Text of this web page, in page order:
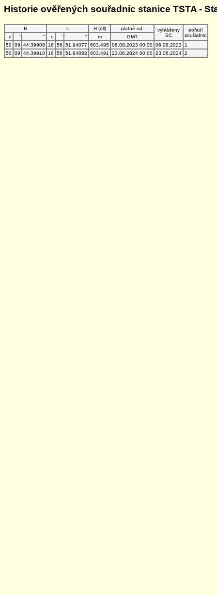
Historie ověřených souřadnic stanice TSTA -
B L H (ell) platné od:
vyhlášeny
SC
pořadí
souřadnic
o ' " o ' " m
GMT
50 09 44.39908 16 56 51.94077 603.495 06.08.2023 00:00 06.08.2023
1
50 09 44.39910 16 56 51.94082 603.491 23.06.2024 00:00 23.06.2024 2